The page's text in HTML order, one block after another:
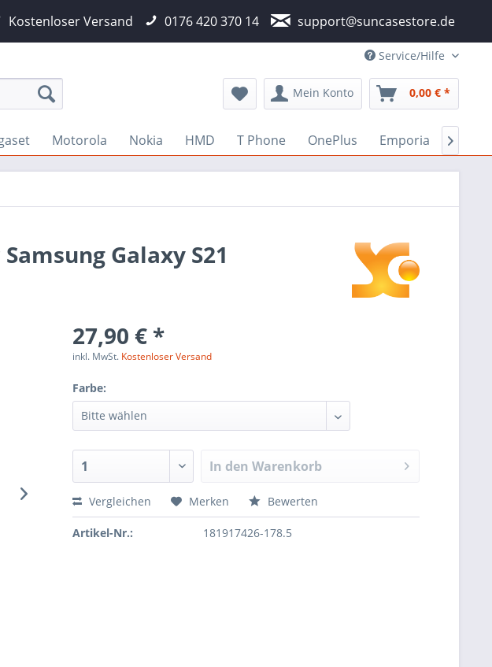
Kostenloser Versand 0176 420 370 14 support@suncasestore.de
Service/Hilfe
Mein Konto 0,00 € *
Motorola Nokia HMD T Phone OnePlus Emporia 
Galaxy S21
27,90 € *
inkl. MwSt. Kostenloser Versand
Farbe:
In den Warenkorb
Vergleichen Merken Bewerten
Artikel-Nr.: 181917426-178.5